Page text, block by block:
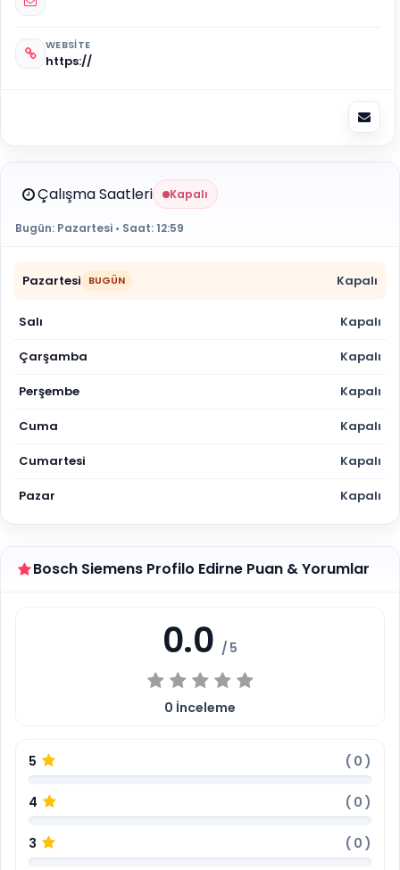
WEBSITE
https://
Çalışma Saatleri Kapalı
Bugün: Pazartesi • Saat:12:59
Pazartesi BUGÜN Kapalı
Salı Kapalı
Çarşamba Kapalı
Perşembe Kapalı
Cuma Kapalı
Cumartesi Kapalı
Pazar Kapalı
Bosch Siemens Profilo Edirne Puan & Yorumlar
0.0 / 5
0 İnceleme
5 ( 0 )
4 ( 0 )
3 ( 0 )